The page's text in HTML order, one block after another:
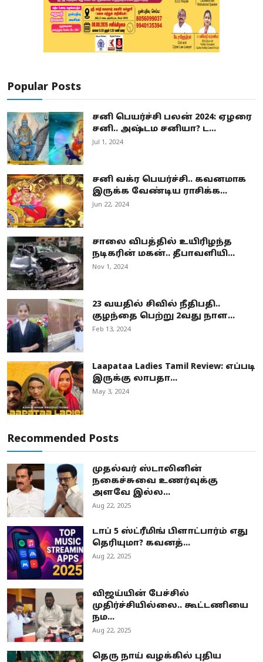
Popular Posts
சனி பெயர்ச்சி பலன் 2024: ஏழரை
சனி.. அஷ்டம சனியா? ட...
Jul 1, 2024
சனி வக்ர பெயர்ச்சி.. கவனமாக
இருக்க வேண்டிய ராசிக்க...
Jun 22, 2024
சாலை விபத்தில் உயிரிழந்த
நடிகரின் மகன்.. தீபாவளியி...
Nov 1, 2024
23 வயதில் சிவில் நீதிபதி..
குழந்தை பெற்று 2வது நாள...
Feb 13, 2024
Laapataa Ladies Tamil Review: எப்படி
இருக்கு லாபதா...
May 3, 2024
Recommended Posts
முதல்வர் ஸ்டாலினின்
நகைச்சுவை உணர்வுக்கு
அளவே இல்ல...
Aug 22, 2025
டாப் 5 ஸ்ட்ரீமிங் பிளாட்பார்ம் எது
தெரியுமா? கவனத்...
Aug 22, 2025
விஜய்யின் பேச்சில்
முதிர்ச்சியில்லை.. கூட்டணியை
நம...
Aug 22, 2025
தெரு நாய் வழக்கில் புதிய